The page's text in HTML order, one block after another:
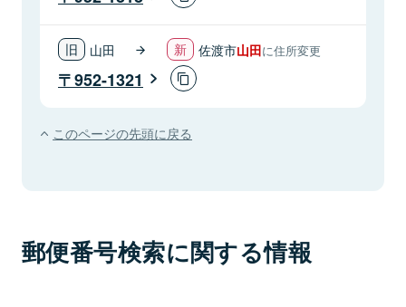
山田 佐渡市山田に住所変更
952-1321
このページの先頭に戻る
郵便番号検索に関する情報